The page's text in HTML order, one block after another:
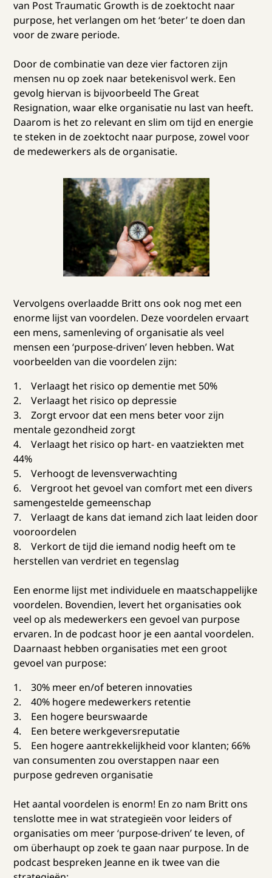
van Post Traumatic Growth is de zoektocht naar
purpose, het verlangen om het ‘beter’ te doen dan
voor de zware periode.
Door de combinatie van deze vier factoren zijn
mensen nu op zoek naar betekenisvol werk. Een
gevolg hiervan is bijvoorbeeld The Great
Resignation, waar elke organisatie nu last van heeft.
Daarom is het zo relevant en slim om tijd en energie
te steken in de zoektocht naar purpose, zowel voor
de medewerkers als de organisatie.
Vervolgens overlaadde Britt ons ook nog met een
enorme lijst van voordelen. Deze voordelen ervaart
een mens, samenleving of organisatie als veel
mensen een ‘purpose-driven’ leven hebben. Wat
voorbeelden van die voordelen zijn:
1. Verlaagt het risico op dementie met 50%
2. Verlaagt het risico op depressie
3. Zorgt ervoor dat een mens beter voor zijn
mentale gezondheid zorgt
4. Verlaagt het risico op hart- en vaatziekten met
44%
5. Verhoogt de levensverwachting
6. Vergroot het gevoel van comfort met een divers
samengestelde gemeenschap
7. Verlaagt de kans dat iemand zich laat leiden door
vooroordelen
8. Verkort de tijd die iemand nodig heeft om te
herstellen van verdriet en tegenslag
Een enorme lijst met individuele en maatschappelijke
voordelen. Bovendien, levert het organisaties ook
veel op als medewerkers een gevoel van purpose
ervaren. In de podcast hoor je een aantal voordelen.
Daarnaast hebben organisaties met een groot
gevoel van purpose:
1. 30% meer en/of beteren innovaties
2. 40% hogere medewerkers retentie
3. Een hogere beurswaarde
4. Een betere werkgeversreputatie
5. Een hogere aantrekkelijkheid voor klanten; 66%
van consumenten zou overstappen naar een
purpose gedreven organisatie
Het aantal voordelen is enorm! En zo nam Britt ons
tenslotte mee in wat strategieën voor leiders of
organisaties om meer ‘purpose-driven’ te leven, of
om überhaupt op zoek te gaan naar purpose. In de
podcast bespreken Jeanne en ik twee van die